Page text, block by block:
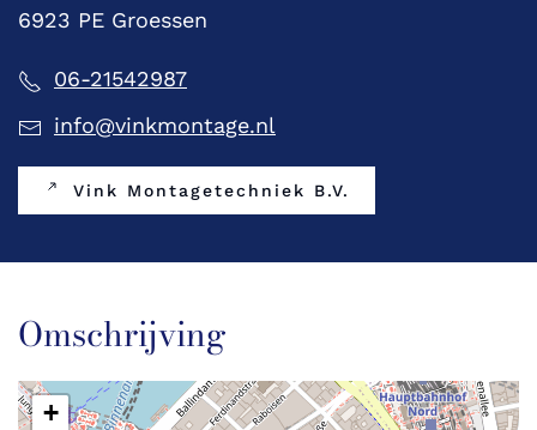
6923 PE Groessen
06-21542987
info@vinkmontage.nl
Vink Montagetechniek B.V.
Omschrijving
+